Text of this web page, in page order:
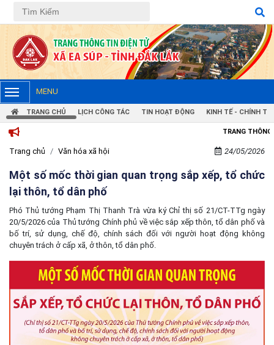
MENU
TRANG CHỦ LỊCH CÔNG TÁC TIN HOẠT ĐỘNG KINH TẾ - CHÍNH TRỊ
TRANG THÔNG TIN ĐIỆN TỬ
Trang chủ Văn hóa xã hội 24/05/2026
Một số mốc thời gian quan trọng sắp xếp, tổ chức
lại thôn, tổ dân phố
Phó Thủ tướng Phạm Thị Thanh Trà vừa ký Chỉ thị số 21/CT-TTg ngày
20/5/2026 của Thủ tướng Chính phủ về việc sắp xếp thôn, tổ dân phố và
bố trí, sử dụng, chế độ, chính sách đối với người hoạt động không
chuyên trách ở cấp xã, ở thôn, tổ dân phố.